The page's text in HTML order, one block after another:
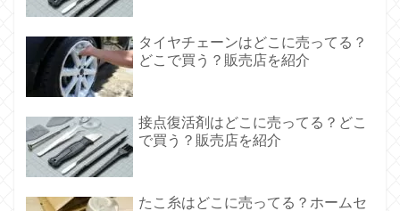
タイヤチェーンはどこに売ってる？
どこで買う？販売店を紹介
接点復活剤はどこに売ってる？どこ
で買う？販売店を紹介
たこ糸はどこに売ってる？ホームセ